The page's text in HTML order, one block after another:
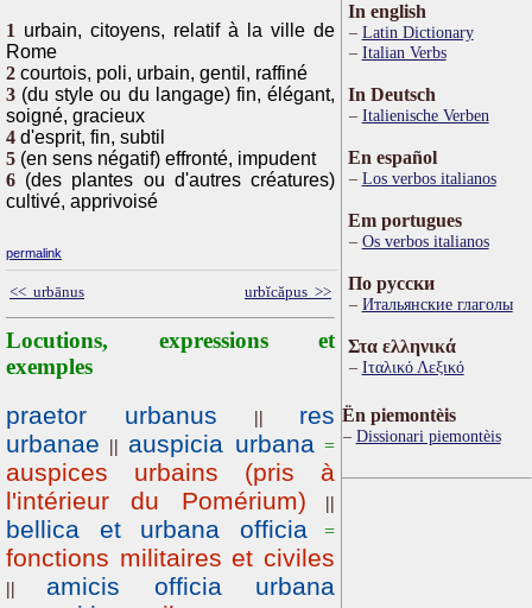
1 urbain, citoyens, relatif à la ville de
Rome
2 courtois, poli, urbain, gentil, raffiné
3 (du style ou du langage) fin, élégant,
soigné, gracieux
4 d'esprit, fin, subtil
5 (en sens négatif) effronté, impudent
6 (des plantes ou d'autres créatures)
cultivé, apprivoisé
permalink
<< urbānus urbĭcăpus >>
Locutions, expressions et
exemples
praetor urbanus ||
res
urbanae || auspicia urbana =
auspices urbains (pris à
l'intérieur du Pomérium)
||
bellica et urbana officia=
fonctions militaires et civiles
||
amicis officia urbana
In english
Latin Dictionary
Italian Verbs
In Deutsch
Italienische Verben
En español
Los verbos italianos
Em portugues
Os verbos italianos
По русски
Итальянские глаголы
Στα ελληνικά
Ιταλικό Λεξικό
Ën piemontèis
Dissionari piemontèis